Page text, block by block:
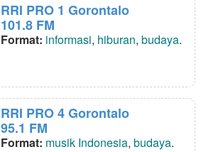
RRI PRO 1 Gorontalo
101.8 FM
Format: informasi, hiburan, budaya.
RRI PRO 4 Gorontalo
95.1 FM
Format: musik Indonesia, budaya.